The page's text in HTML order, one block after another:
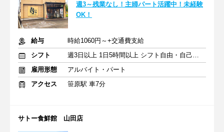
週3～残業なし！主婦パート活躍中！未経験
OK！
給与
時給1060円～+交通費支給
シフト
週3日以上 1日5時間以上 シフト自由・自己申告
雇用形態
アルバイト・パート
アクセス
笹原駅 車7分
サトー食鮮館 山田店